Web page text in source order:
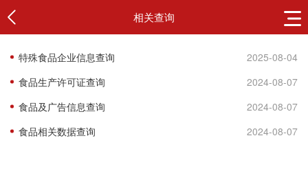
相关查询
特殊食品企业信息查询
2025-08-04
食品生产许可证查询
2024-08-07
食品及广告信息查询
2024-08-07
食品相关数据查询
2024-08-07